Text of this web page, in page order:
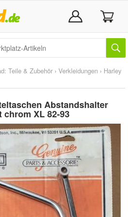
Teile & Zubehör › Verkleidungen › Harley
Abstandshalter
XL 82-93